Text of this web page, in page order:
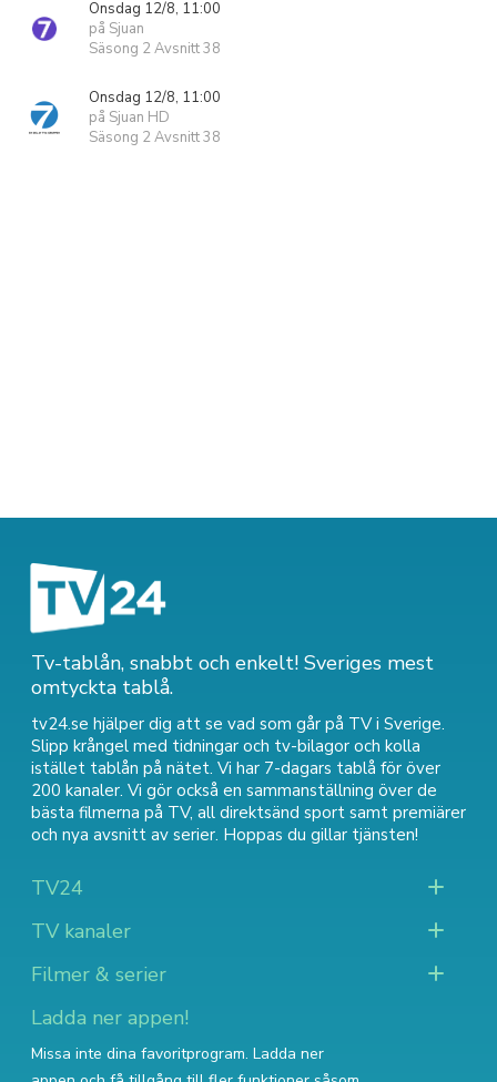
Onsdag 12/8, 11:00
på Sjuan
Säsong 2 Avsnitt 38
Onsdag 12/8, 11:00
på Sjuan HD
Säsong 2 Avsnitt 38
Tv-tablån, snabbt och enkelt! Sveriges mest
omtyckta tablå.
tv24.se hjälper dig att se vad som går på TV i Sverige.
Slipp krångel med tidningar och tv-bilagor och kolla
istället tablån på nätet. Vi har 7-dagars tablå för över
200 kanaler. Vi gör också en sammanställning över de
bästa filmerna på TV, all direktsänd sport samt premiärer
och nya avsnitt av serier. Hoppas du gillar tjänsten!
TV24
TV kanaler
Filmer & serier
Ladda ner appen!
Missa inte dina favoritprogram. Ladda ner